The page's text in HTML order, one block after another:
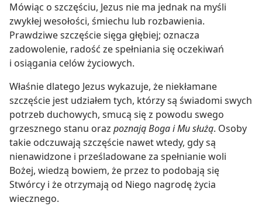
Mówiąc o szczęściu, Jezus nie ma jednak na myśli
zwykłej wesołości, śmiechu lub rozbawienia.
Prawdziwe szczęście sięga głębiej; oznacza
zadowolenie, radość ze spełniania się oczekiwań
i osiągania celów życiowych.
Właśnie dlatego Jezus wykazuje, że niekłamane
szczęście jest udziałem tych, którzy są świadomi swych
potrzeb duchowych, smucą się z powodu swego
grzesznego stanu oraz poznają Boga i Mu służą. Osoby
takie odczuwają szczęście nawet wtedy, gdy są
nienawidzone i prześladowane za spełnianie woli
Bożej, wiedzą bowiem, że przez to podobają się
Stwórcy i że otrzymają od Niego nagrodę życia
wiecznego.